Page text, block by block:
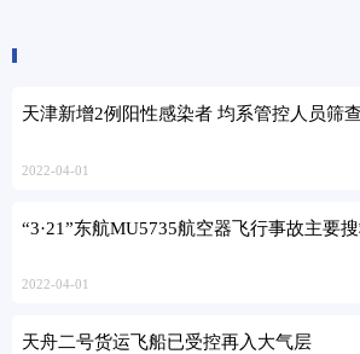
天津新增2例阳性感染者 均系管控人员筛
2022-04-01
“3·21”东航MU5735航空器飞行事故主要
2022-04-01
天舟二号货运飞船已受控再入大气层